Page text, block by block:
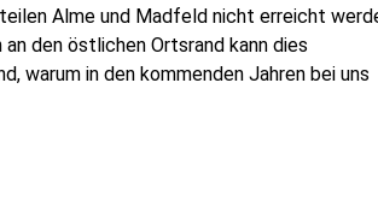
Alme und Madfeld nicht erreicht
den östlichen Ortsrand kann dies
warum in den kommenden Jahren bei uns